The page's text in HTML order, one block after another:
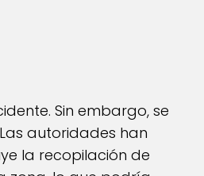
Sin embargo, se
autoridades han
la recopilación de